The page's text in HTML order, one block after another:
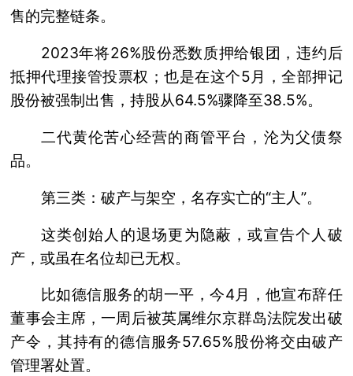
售的完整链条。
2023年将26%股份悉数质押给银团，违约后
抵押代理接管投票权；也是在这个5月，全部押记
股份被强制出售，持股从64.5%骤降至38.5%。
二代黄伦苦心经营的商管平台，沦为父债祭
品。
第三类：破产与架空，名存实亡的“主人”。
这类创始人的退场更为隐蔽，或宣告个人破
产，或虽在名位却已无权。
比如德信服务的胡一平，今4月，他宣布辞任
董事会主席，一周后被英属维尔京群岛法院发出破
产令，其持有的德信服务57.65%股份将交由破产
管理署处置。